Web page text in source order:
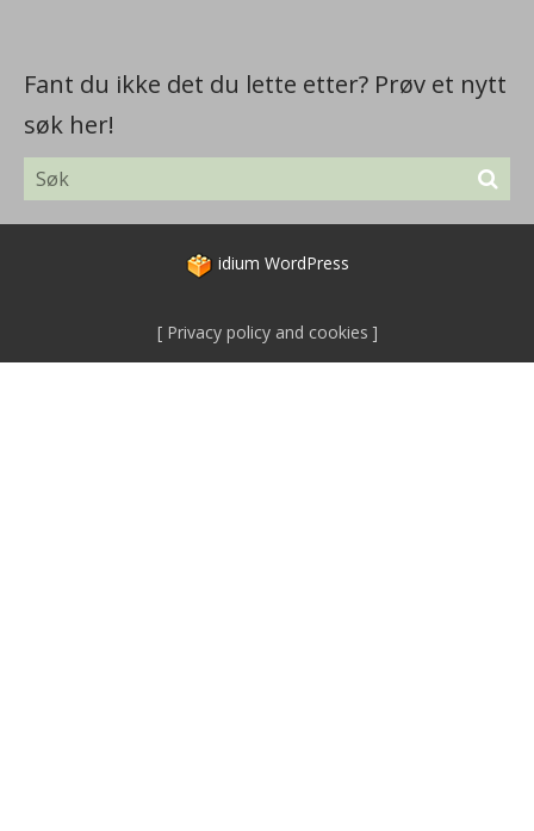
Fant du ikke det du lette etter? Prøv et nytt
søk her!
idium WordPress
Privacy policy and cookies